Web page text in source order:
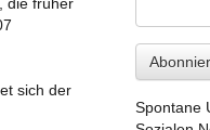
sich der
Spontane